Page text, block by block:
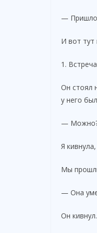
— Пришло
И вот тут
1.
Он стоял
у него
— Можно?
Я
Мы
— Она
Он кивнул.